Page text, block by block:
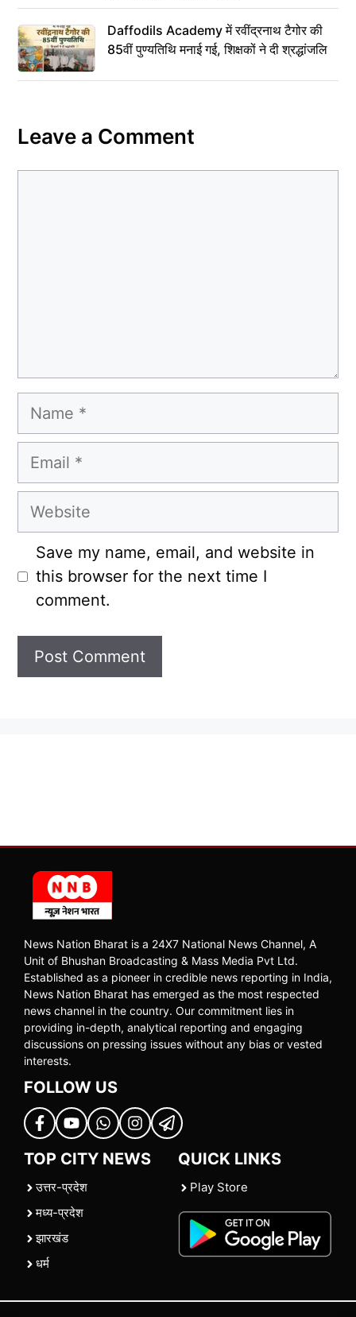
Daffodils Academy में रवींद्रनाथ टैगोर की
85वीं पुण्यतिथि मनाई गई, शिक्षकों ने दी श्रद्धांजलि
Leave a Comment
Name
Email
Website
Save my name, email, and website in
this browser for the next time I
comment.
News Nation Bharat is a 24X7 National News Channel, A
Unit of Bhushan Broadcasting & Mass Media Pvt Ltd.
Established as a pioneer in credible news reporting in India,
News Nation Bharat has emerged as the most respected
news channel in the country. Our commitment lies in
providing in-depth, analytical reporting and engaging
discussions on pressing issues without any bias or vested
interests.
FOLLOW US
TOP CITY NEWS
उत्तर-प्रदेश
मध्य-प्रदेश
झारखंड
धर्म
QUICK LINKS
Play Store